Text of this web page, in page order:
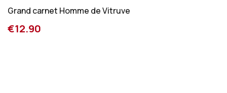
Grand carnet Homme de Vitruve
€12.90